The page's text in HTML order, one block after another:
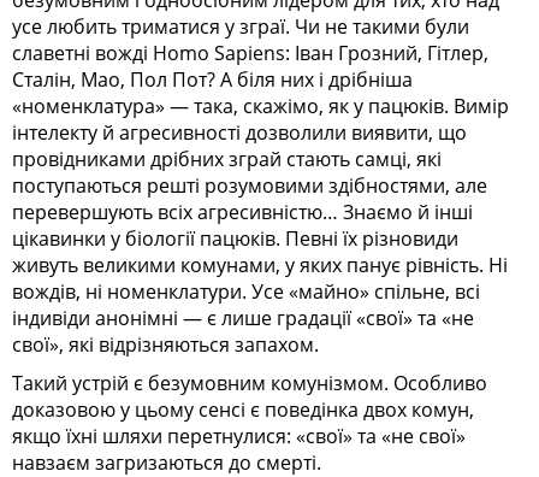
усе любить триматися у зграї. Чи не такими були
славетні вожді Homo Sapiens: Іван Грозний, Гітлер,
Сталін, Мао, Пол Пот? А біля них і дрібніша
«номенклатура» — така, скажімо, як у пацюків. Вимір
інтелекту й агресивності дозволили виявити, що
провідниками дрібних зграй стають самці, які
поступаються решті розумовими здібностями, але
перевершують всіх агресивністю… Знаємо й інші
цікавинки у біології пацюків. Певні їх різновиди
живуть великими комунами, у яких панує рівність. Ні
вождів, ні номенклатури. Усе «майно» спільне, всі
індивіди анонімні — є лише градації «свої» та «не
свої», які відрізняються запахом.
Такий устрій є безумовним комунізмом. Особливо
доказовою у цьому сенсі є поведінка двох комун,
якщо їхні шляхи перетнулися: «свої» та «не свої»
навзаєм загризаються до смерті.